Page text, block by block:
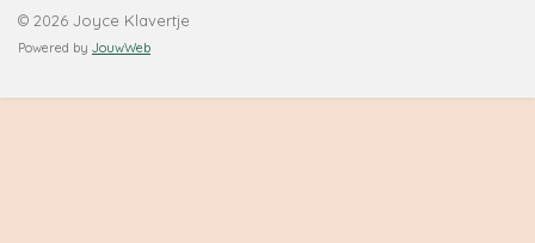
© 2026 Joyce Klavertje
Powered by JouwWeb